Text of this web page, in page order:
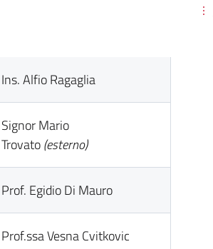
Ins. Alfio Ragaglia
Signor Mario
Trovato(esterno)
Prof. Egidio Di Mauro
Prof.ssa Vesna Cvitkovic